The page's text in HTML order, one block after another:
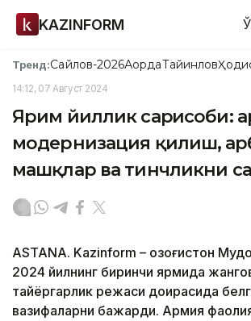
KAZINFORM
Тренд:Сайлов-2026АқордаТайинлов
14:12, 07 Август 2024
Ярим йиллик сарҳисоби:
модернизация қилиш,
машқлар ва тинчликни
ASTANA. Kazinform – Қозоғистон
2024 йилнинг биринчи ярмида
тайёргарлик режаси доирасида
вазифаларни бажарди. Армия